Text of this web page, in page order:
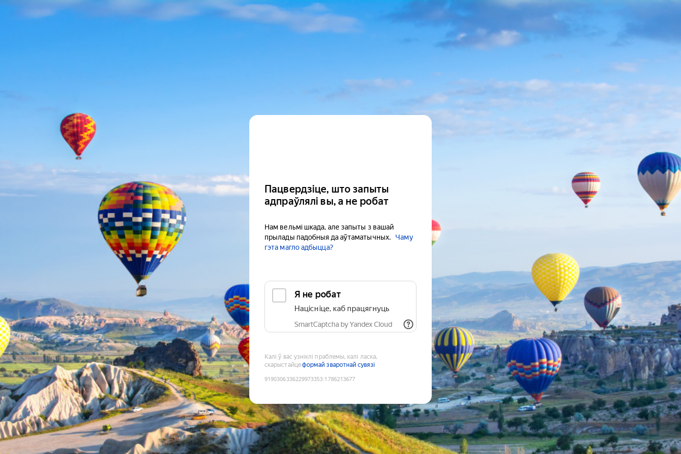
Пацвердзіце, што запыты
адпраўлялі вы, а не робат
Нам вельмі шкада, але запыты з вашай
прылады падобныя да аўтаматычных.
Чаму
гэта магло адбыцца?
Я не робат
Націсніце, каб працягнуць
SmartCaptcha by Yandex Cloud
Калі ў вас узніклі праблемы, калі ласка,
скарыстайцеформай зваротнай сувязі
9190306336229973353:1786213677